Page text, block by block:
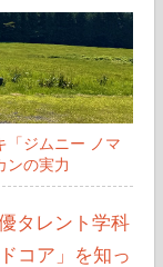
「ジムニー ノマ
ンの実力